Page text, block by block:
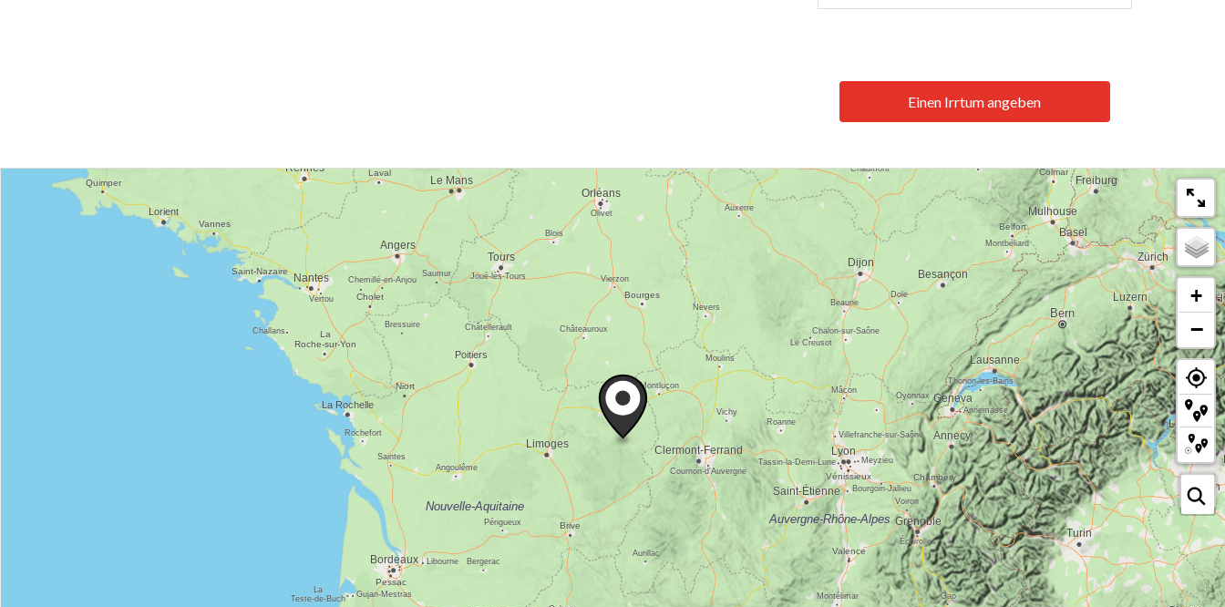
Einen Irrtum angeben
+
−